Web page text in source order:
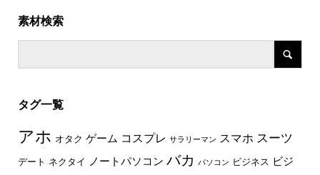
素材検索
タグ一覧
アホ オタク ゲーム コスプレ サラリーマン スマホ スーツ
デート ネクタイ ノートパソコン バカ パソコン ビジネス ビジ